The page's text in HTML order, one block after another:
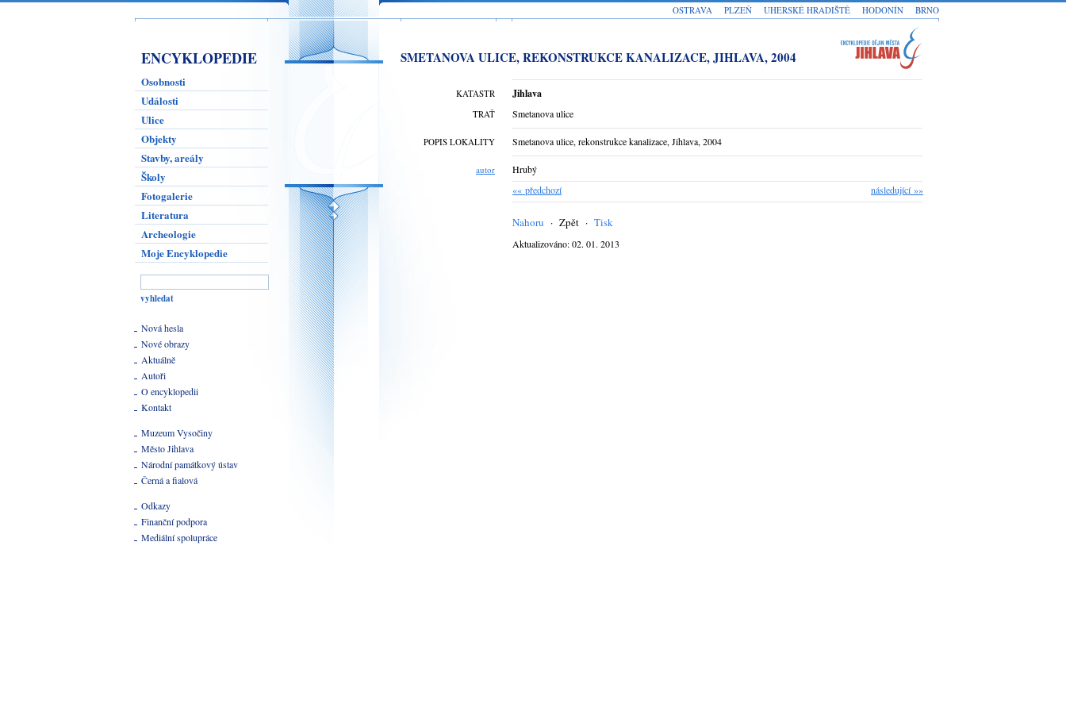
ENCYKLOPEDIE
Osobnosti
Události
Ulice
Objekty
Stavby, areály
Školy
Fotogalerie
Literatura
Archeologie
Moje Encyklopedie
Nová hesla
Nové obrazy
Aktuálně
Autoři
O encyklopedii
Kontakt
Muzeum Vysočiny
Město Jihlava
Národní památkový ústav
Černá a fialová
Odkazy
Finanční podpora
Mediální spolupráce
SMETANOVA ULICE, REKONSTRUKCE KANALIZACE, JIHLAVA, 2004
KATASTR Jihlava
TRAŤ Smetanova ulice
POPIS LOKALITY Smetanova ulice, rekonstrukce kanalizace, Jihlava, 2004
autor
Hrubý
následující »»
«« předchozí
Nahoru · Zpět · Tisk
Aktualizováno: 02. 01. 2013
BRNO
HODONÍN
UHERSKÉ HRADIŠTĚ
PLZEŇ
OSTRAVA